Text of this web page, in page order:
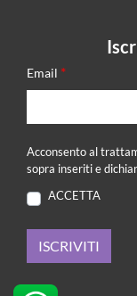
Email *
Acconsento al
sopra inseriti e
ACCETTA